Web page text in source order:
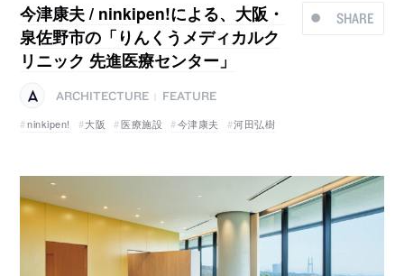
SHARE
今津康夫 / ninkipen!による、大阪・
泉佐野市の「りんくうメディカルク
リニック 先進医療センター」
ARCHITECTURE
FEATURE
ninkipen!
大阪 医療施設 今津康夫 河田弘樹